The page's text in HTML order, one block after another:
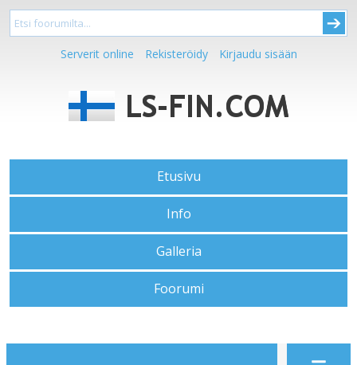
Serverit online Rekisteröidy Kirjaudu sisään
Etusivu
Info
Galleria
Foorumi